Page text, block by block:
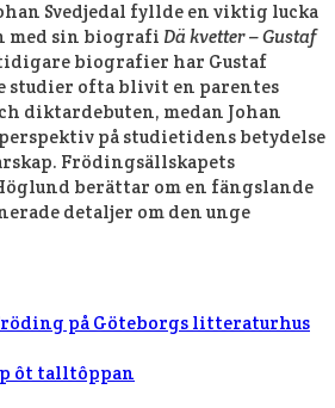
Svedjedal fyllde en viktig lucka
sin biografi Dä kvetter – Gustaf
biografier har Gustaf
studier ofta blivit en parentes
diktardebuten, medan Johan
perspektiv på studietidens betydelse
Frödingsällskapets
berättar om en fängslande
detaljer om den unge
på Göteborgs litteraturhus
ôt talltôppan